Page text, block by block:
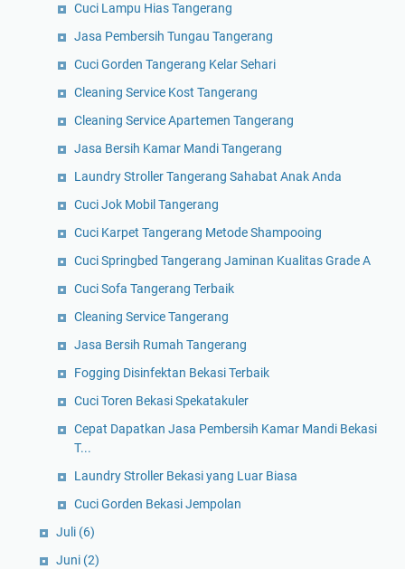
Cuci Lampu Hias Tangerang
Jasa Pembersih Tungau Tangerang
Cuci Gorden Tangerang Kelar Sehari
Cleaning Service Kost Tangerang
Cleaning Service Apartemen Tangerang
Jasa Bersih Kamar Mandi Tangerang
Laundry Stroller Tangerang Sahabat Anak Anda
Cuci Jok Mobil Tangerang
Cuci Karpet Tangerang Metode Shampooing
Cuci Springbed Tangerang Jaminan Kualitas Grade A
Cuci Sofa Tangerang Terbaik
Cleaning Service Tangerang
Jasa Bersih Rumah Tangerang
Fogging Disinfektan Bekasi Terbaik
Cuci Toren Bekasi Spekatakuler
Cepat Dapatkan Jasa Pembersih Kamar Mandi Bekasi
T...
Laundry Stroller Bekasi yang Luar Biasa
Cuci Gorden Bekasi Jempolan
Juli (6)
Juni (2)